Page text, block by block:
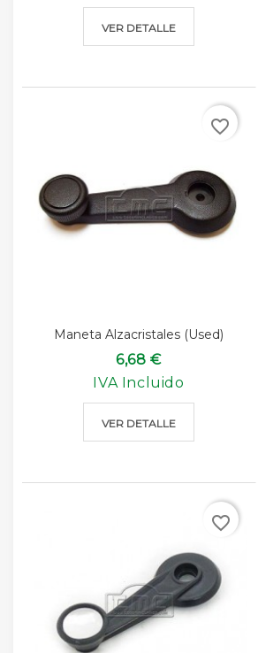
VER DETALLE
Maneta Alzacristales (used)
6,68 €
IVA Incluido
VER DETALLE
favorite_border
favorite_border